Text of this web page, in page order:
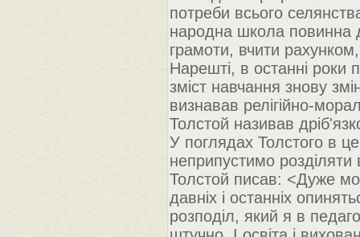
потреби всього
народна школа повинна
грамоти, вчити
Нарешті, в останні роки
зміст навчання знову
визнавав релігійно-
Толстой називав
У поглядах Толстого в
неприпустимо розділяти
Толстой писав: <Дуже
давніх і останніх
розподіл, який я в